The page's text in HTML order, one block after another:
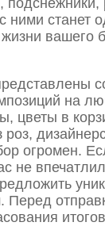
ними станет
вашего
на
цветы в
роз,
огромен.
не
Перед